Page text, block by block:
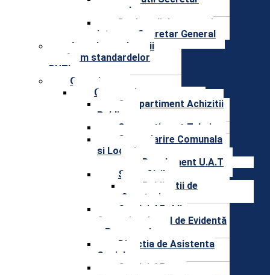
general
Declaratii de avere si
interese Secretar General
Agenda conducerii
conform standardelor
RUTI
Organizare
Compartimente
Compartiment Achizitii
Publice
Compartiment Tehnic
Gospodarire Comunala
si Locativa
Regulament U.A.T
Stare Civila
Publicatii de
Casatorie
Serviciul Public
Comunitar Local de Evidentă
a Persoanelor
Directia de Asistenta
Sociala
Serviciul Buget